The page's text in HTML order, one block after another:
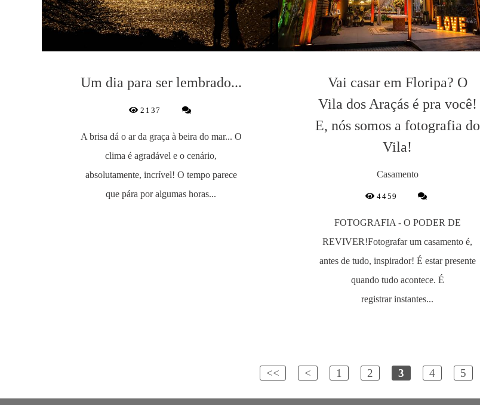
Um dia para ser lembrado...
2137
A brisa dá o ar da graça à beira do mar... O
clima é agradável e o cenário,
absolutamente, incrível! O tempo parece
que pára por algumas horas...
Vai casar em Floripa? O
Vila dos Araçás é pra você!
E, nós somos a fotografia do
Vila!
Casamento
4459
FOTOGRAFIA - O PODER DE
REVIVER!Fotografar um casamento é,
antes de tudo, inspirador! É estar presente
quando tudo acontece. É
registrar instantes...
<< < 1 2 3 4 5